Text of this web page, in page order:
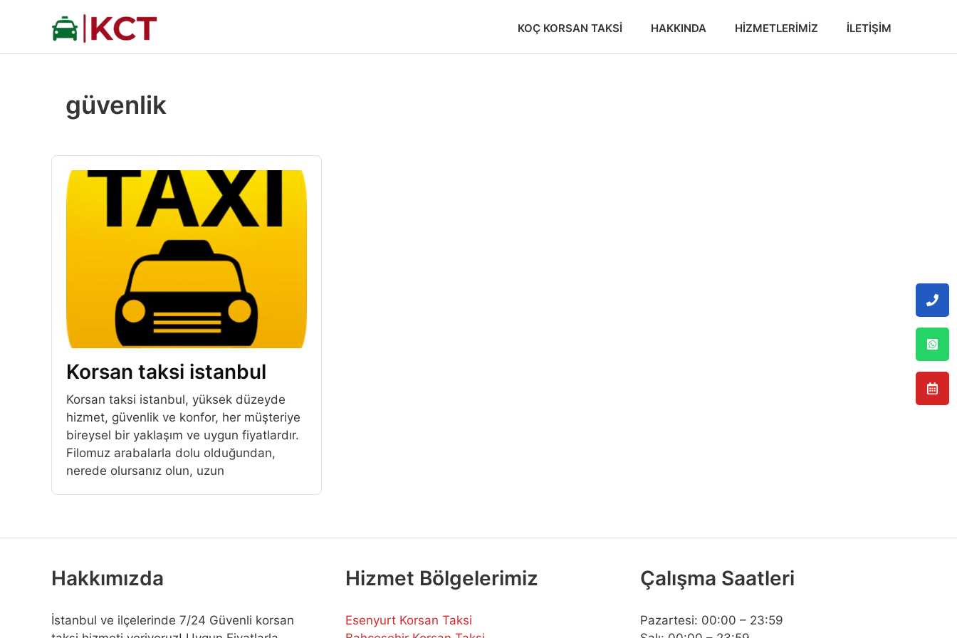
KOÇ KORSAN TAKSI HAKKINDA HIZMETLERIMIZ İLETIŞIM
güvenlik
Korsan taksi istanbul
Korsan taksi istanbul, yüksek düzeyde
hizmet, güvenlik ve konfor, her müşteriye
bireysel bir yaklaşım ve uygun fiyatlardır.
Filomuz arabalarla dolu olduğundan,
nerede olursanız olun, uzun
Hakkımızda
İstanbul ve ilçelerinde 7/24 Güvenli korsan
Hizmet Bölgelerimiz
Esenyurt Korsan Taksi
Çalışma Saatleri
Pazartesi: 00:00 – 23:59